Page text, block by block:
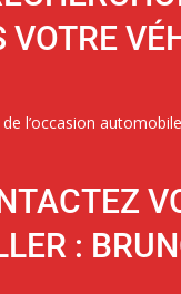
VOTRE
l’occasion
: